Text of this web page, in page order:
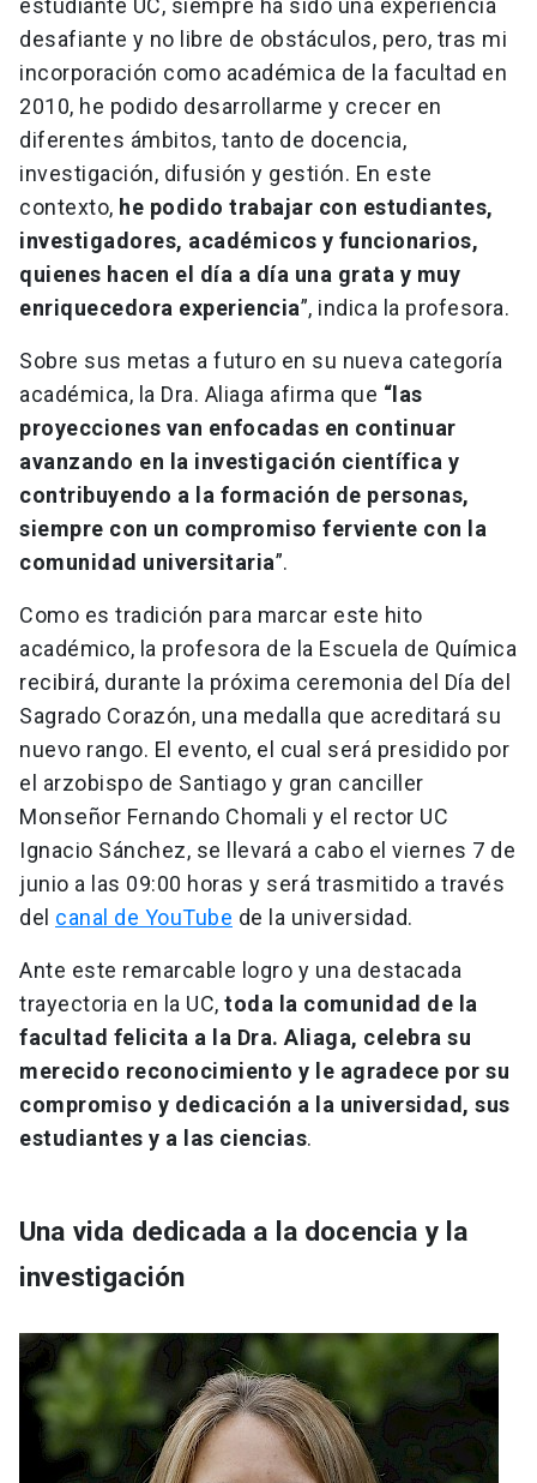
estudiante UC, siempre ha sido una experiencia
desafiante y no libre de obstáculos, pero, tras mi
incorporación como académica de la facultad en
2010, he podido desarrollarme y crecer en
diferentes ámbitos, tanto de docencia,
investigación, difusión y gestión. En este
contexto, he podido trabajar con estudiantes,
investigadores, académicos y funcionarios,
quienes hacen el día a día una grata y muy
enriquecedora experiencia”, indica la profesora.
Sobre sus metas a futuro en su nueva categoría
académica, la Dra. Aliaga afirma que “las
proyecciones van enfocadas en continuar
avanzando en la investigación científica y
contribuyendo a la formación de personas,
siempre con un compromiso ferviente con la
comunidad universitaria”.
Como es tradición para marcar este hito
académico, la profesora de la Escuela de Química
recibirá, durante la próxima ceremonia del Día del
Sagrado Corazón, una medalla que acreditará su
nuevo rango. El evento, el cual será presidido por
el arzobispo de Santiago y gran canciller
Monseñor Fernando Chomali y el rector UC
Ignacio Sánchez, se llevará a cabo el viernes 7 de
junio a las 09:00 horas y será trasmitido a través
del canal de YouTube de la universidad.
Ante este remarcable logro y una destacada
trayectoria en la UC, toda la comunidad de la
facultad felicita a la Dra. Aliaga, celebra su
merecido reconocimiento y le agradece por su
compromiso y dedicación a la universidad, sus
estudiantes y a las ciencias.
Una vida dedicada a la docencia y la
investigación